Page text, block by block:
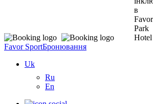
Favor SportБронювання
Uk
Ru
En